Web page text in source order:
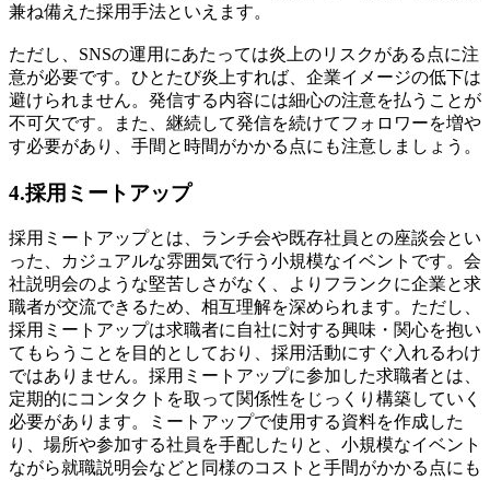
兼ね備えた採用手法といえます。
ただし、SNSの運用にあたっては炎上のリスクがある点に注
意が必要です。ひとたび炎上すれば、企業イメージの低下は
避けられません。発信する内容には細心の注意を払うことが
不可欠です。また、継続して発信を続けてフォロワーを増や
す必要があり、手間と時間がかかる点にも注意しましょう。
4.採用ミートアップ
採用ミートアップとは、ランチ会や既存社員との座談会とい
った、カジュアルな雰囲気で行う小規模なイベントです。会
社説明会のような堅苦しさがなく、よりフランクに企業と求
職者が交流できるため、相互理解を深められます。ただし、
採用ミートアップは求職者に自社に対する興味・関心を抱い
てもらうことを目的としており、採用活動にすぐ入れるわけ
ではありません。採用ミートアップに参加した求職者とは、
定期的にコンタクトを取って関係性をじっくり構築していく
必要があります。ミートアップで使用する資料を作成した
り、場所や参加する社員を手配したりと、小規模なイベント
ながら就職説明会などと同様のコストと手間がかかる点にも